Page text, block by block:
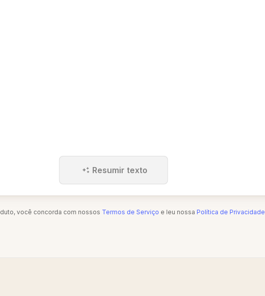
Resumir texto
você concorda com nossos Termos de Serviço e leu nossa Política de Privacidade